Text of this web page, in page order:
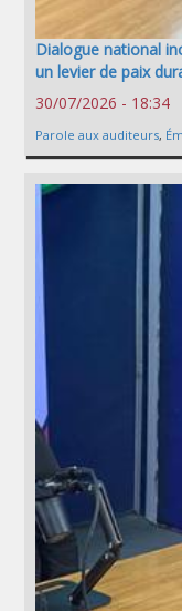
Dialogue national
un levier de paix
30/07/2026 - 18:34
Parole aux auditeurs,